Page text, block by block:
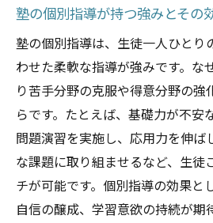
塾の個別指導が持つ強みとその
塾の個別指導は、生徒一人ひとり
わせた柔軟な指導が強みです。な
り苦手分野の克服や得意分野の
らです。たとえば、基礎力が不安
問題演習を実施し、応用力を伸ば
な課題に取り組ませるなど、生徒
チが可能です。個別指導の効果と
自信の醸成、学習意欲の持続が期